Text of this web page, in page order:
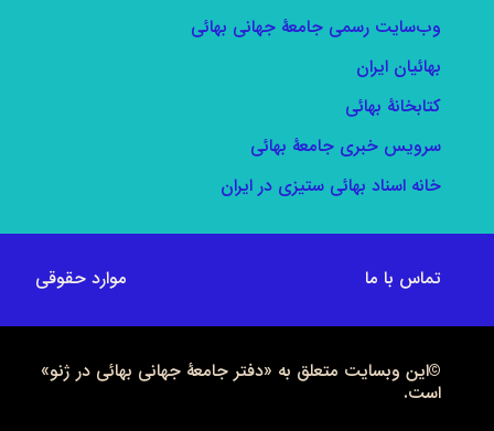
وب‌سایت رسمی جامعۀ جهانی بهائی
بهائیان ایران
کتابخانۀ بهائی
سرویس خبری جامعۀ بهائی
خانه اسناد بهائی ستیزی در ایران
تماس با ما موارد حقوقی
©این وبسایت متعلق به «دفتر جامعۀ جهانی بهائی در ژنو»
است.